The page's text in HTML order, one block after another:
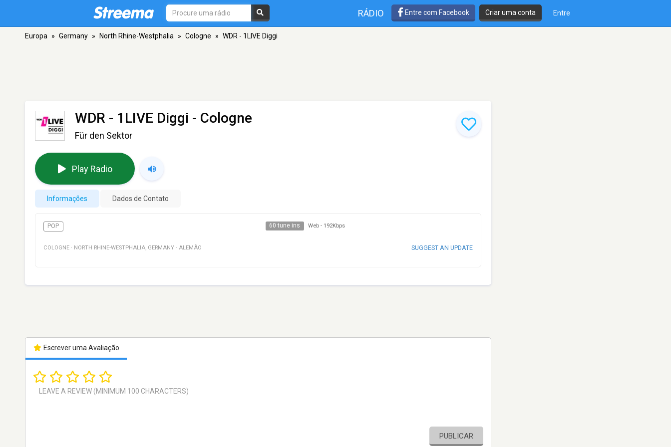
RÁDIO Entre com Facebook Criar uma conta Entre
Europa » Germany » North Rhine-Westphalia » Cologne » WDR - 1LIVE Diggi
WDR - 1LIVE Diggi - Cologne
Für den Sektor
Play Radio
Informações Dados de Contato
POP 60 tune ins Web - 192Kbps
COLOGNE · NORTH RHINE-WESTPHALIA, GERMANY · ALEMÃO SUGGEST AN UPDATE
Escrever uma Avaliação
PUBLICAR